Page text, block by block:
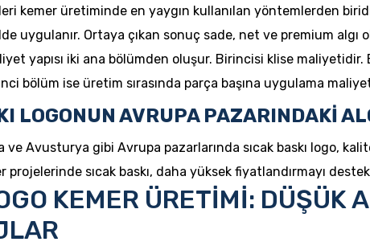
kemer üretiminde en yaygın kullanılan yöntemlerden
uygulanır. Ortaya çıkan sonuç sade, net ve premium
yapısı iki ana bölümden oluşur. Birincisi klise
bölüm ise üretim sırasında parça başına uygulama
LOGONUN AVRUPA PAZARINDAKİ
ve Avusturya gibi Avrupa pazarlarında sıcak baskı logo,
projelerinde sıcak baskı, daha yüksek fiyatlandırmayı
KEMER ÜRETİMİ: DÜŞÜK